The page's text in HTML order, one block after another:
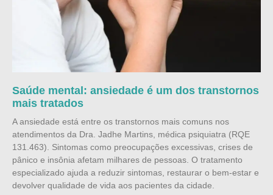
Saúde mental: ansiedade é um dos transtornos
mais tratados
A ansiedade está entre os transtornos mais comuns nos
atendimentos da Dra. Jadhe Martins, médica psiquiatra (RQE
131.463). Sintomas como preocupações excessivas, crises de
pânico e insônia afetam milhares de pessoas. O tratamento
especializado ajuda a reduzir sintomas, restaurar o bem-estar e
devolver qualidade de vida aos pacientes da cidade.